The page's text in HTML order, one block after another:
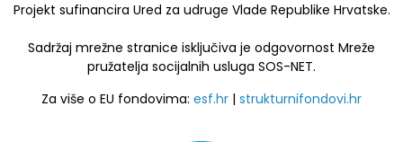
Projekt sufinancira Ured za udruge Vlade Republike Hrvatske.
Sadržaj mrežne stranice isključiva je odgovornost Mreže
pružatelja socijalnih usluga SOS-NET.
Za više o EU fondovima: esf.hr | strukturnifondovi.hr